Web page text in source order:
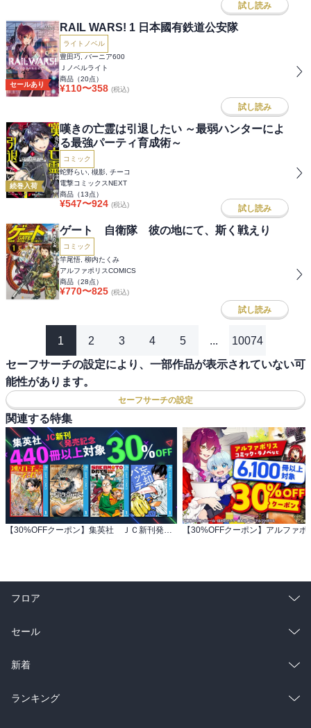
試し読み
セールあり
RAIL WARS! 1 日本國有鉄道公安隊
ライトノベル
豊田巧, バーニア600
Ｊノベルライト
商品（20点）
¥110〜358 (税込)
試し読み
続巻入荷
嘆きの亡霊は引退したい ～最弱ハンターによ
る最強パーティ育成術～
コミック
蛇野らい, 槻影, チーコ
電撃コミックスNEXT
商品（13点）
¥547〜924 (税込) 試し読み
ゲート 自衛隊 彼の地にて、斯く戦えり
コミック
竿尾悟, 柳内たくみ
アルファポリスCOMICS
商品（28点）
¥770〜825 (税込)
試し読み
1 2 3 4 5 ... 10074
セーフサーチの設定により、一部作品が表示されていない可
能性があります。
セーフサーチの設定
関連する特集
【30%OFFクーポン】集英社 ＪＣ新刊発売記念 440冊以上対象
フロア
総合
ラノベ
雑誌・グラビア
セール
総合
ラノベ
新着
総合
ランキング